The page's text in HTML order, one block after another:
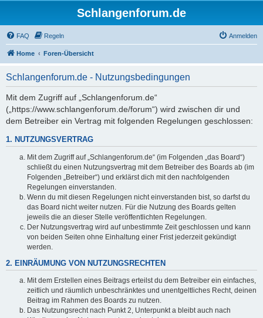
Schlangenforum.de
FAQ Regeln Anmelden
Home Foren-Übersicht
Schlangenforum.de - Nutzungsbedingungen
Mit dem Zugriff auf „Schlangenforum.de“
(„https://www.schlangenforum.de/forum“) wird zwischen dir und
dem Betreiber ein Vertrag mit folgenden Regelungen geschlossen:
1. NUTZUNGSVERTRAG
Mit dem Zugriff auf „Schlangenforum.de“ (im Folgenden „das Board“)
schließt du einen Nutzungsvertrag mit dem Betreiber des Boards ab (im
Folgenden „Betreiber“) und erklärst dich mit den nachfolgenden
Regelungen einverstanden.
Wenn du mit diesen Regelungen nicht einverstanden bist, so darfst du
das Board nicht weiter nutzen. Für die Nutzung des Boards gelten
jeweils die an dieser Stelle veröffentlichten Regelungen.
Der Nutzungsvertrag wird auf unbestimmte Zeit geschlossen und kann
von beiden Seiten ohne Einhaltung einer Frist jederzeit gekündigt
werden.
2. EINRÄUMUNG VON NUTZUNGSRECHTEN
Mit dem Erstellen eines Beitrags erteilst du dem Betreiber ein einfaches,
zeitlich und räumlich unbeschränktes und unentgeltliches Recht, deinen
Beitrag im Rahmen des Boards zu nutzen.
Das Nutzungsrecht nach Punkt 2, Unterpunkt a bleibt auch nach